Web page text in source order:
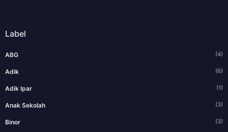
Label
ABG (4)
Adik (6)
Adik Ipar (1)
Anak Sekolah (3)
Binor (3)